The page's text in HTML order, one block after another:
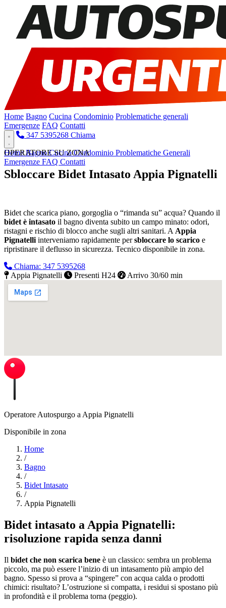
Home Bagno Cucina Condominio Problematiche generali
Emergenze FAQ Contatti
347 5395268 Chiama
HomeBagnoCucinaCondominio Problematiche Generali
Emergenze FAQ Contatti
OPERATORE SU ZONA
Sbloccare Bidet Intasato Appia Pignatelli
Bidet che scarica piano, gorgoglia o “rimanda su” acqua? Quando il
bidet è intasato il bagno diventa subito un campo minato: odori,
ristagni e rischio di blocco anche sugli altri sanitari. A Appia
Pignatelli interveniamo rapidamente persbloccare lo scarico e
ripristinare il deflusso in sicurezza. Tecnico disponibile in zona.
Chiama: 347 5395268
Appia Pignatelli
Presenti H24 Arrivo 30/60 min
Operatore Autospurgo a Appia Pignatelli
Disponibile in zona
Home
/
Bagno
/
Bidet Intasato
/
Appia Pignatelli
Bidet intasato a Appia Pignatelli:
risoluzione rapida senza danni
Il bidet che non scarica bene è un classico: sembra un problema
piccolo, ma può essere l’inizio di un intasamento più ampio del
bagno. Spesso si prova a “spingere” con acqua calda o prodotti
chimici: risultato? L’ostruzione si compatta, i residui si spostano più
in profondità e il problema torna (peggio).